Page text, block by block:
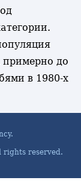
примерно до
в 1980-х
rights reserved.